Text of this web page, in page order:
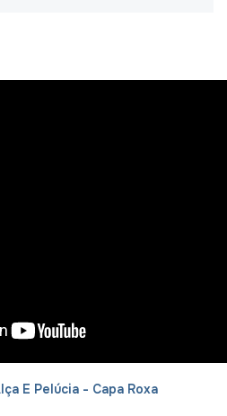
E Pelúcia - Capa Roxa